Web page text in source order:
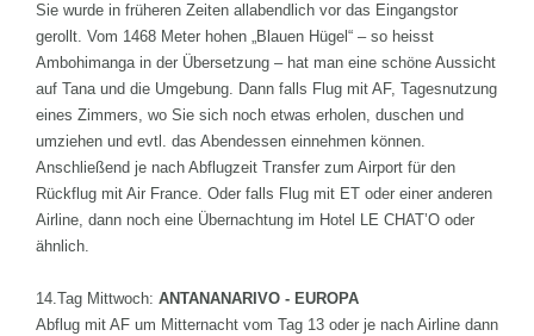
Sie wurde in früheren Zeiten allabendlich vor das Eingangstor
gerollt. Vom 1468 Meter hohen „Blauen Hügel“ – so heisst
Ambohimanga in der Übersetzung – hat man eine schöne Aussicht
auf Tana und die Umgebung. Dann falls Flug mit AF, Tagesnutzung
eines Zimmers, wo Sie sich noch etwas erholen, duschen und
umziehen und evtl. das Abendessen einnehmen können.
Anschließend je nach Abflugzeit Transfer zum Airport für den
Rückflug mit Air France. Oder falls Flug mit ET oder einer anderen
Airline, dann noch eine Übernachtung im Hotel LE CHAT’O oder
ähnlich.
14.Tag Mittwoch: ANTANANARIVO - EUROPA
Abflug mit AF um Mitternacht vom Tag 13 oder je nach Airline dann